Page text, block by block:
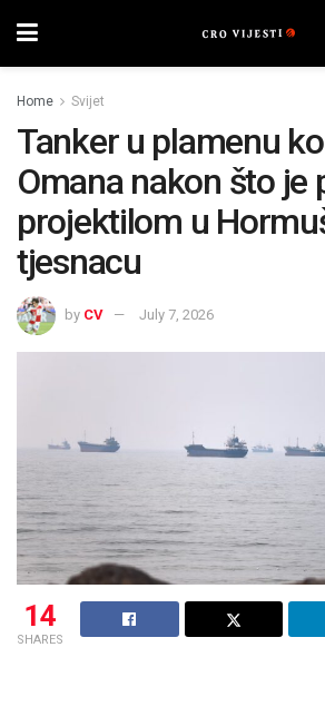
Home Svijet
Tanker u plamenu
Omana nakon što je
projektilom u
tjesnacu
by CV July 7, 2026
14
SHARES